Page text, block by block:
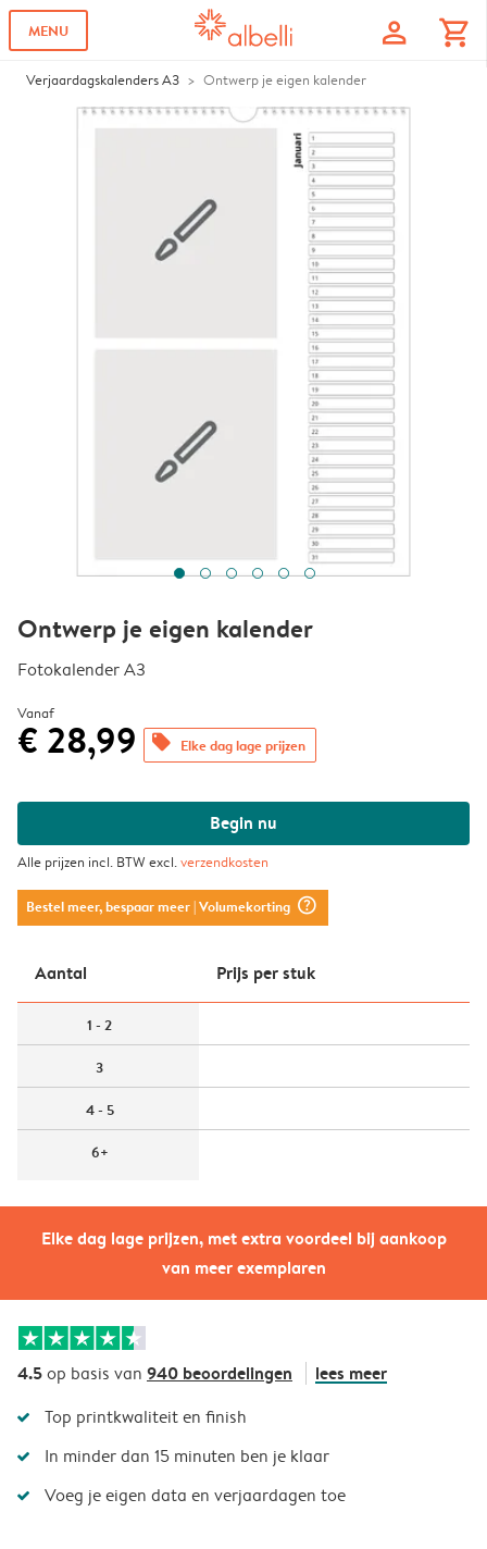
MENU profile shopping_cart
Verjaardagskalenders A3 Ontwerp je eigen kalender
Elke dag lage prijzen, met extra voordeel bij aankoop
van meer exemplaren
Ontwerp je eigen kalender
Fotokalender A3
Vanaf
€ 28,99 offers Elke dag lage prijzen
Begin nu
Alle prijzen incl. BTW excl.verzendkosten
Bestel meer, bespaar meer| Volumekorting question_mark_circle
Aantal Prijs per stuk
1 - 2
3
4 - 5
6+
4.5op basis van 940 beoordelingen lees meer
Top printkwaliteit en finish
In minder dan 15 minuten ben je klaar
Voeg je eigen data en verjaardagen toe